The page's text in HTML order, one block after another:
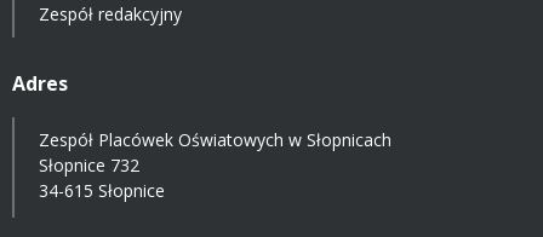
Zespół redakcyjny
Adres
Zespół Placówek Oświatowych w Słopnicach
Słopnice 732
34-615 Słopnice